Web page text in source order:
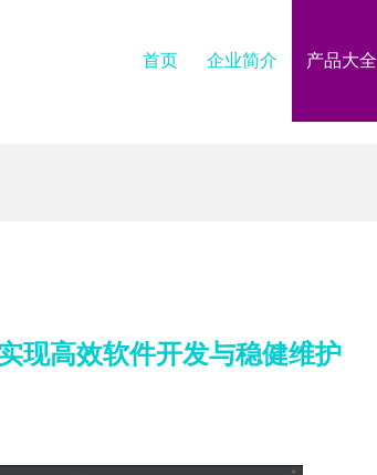
首页 企业简介 产品大全
现高效软件开发与稳健维护